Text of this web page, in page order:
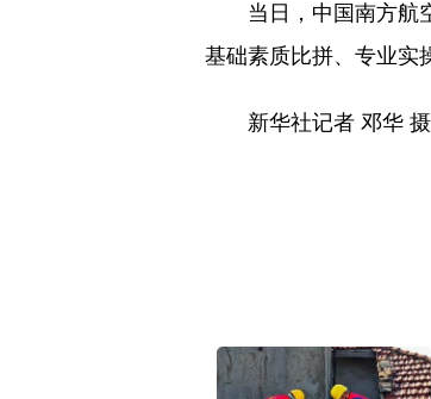
当日，中国南方航空
基础素质比拼、专业实
新华社记者 邓华 摄